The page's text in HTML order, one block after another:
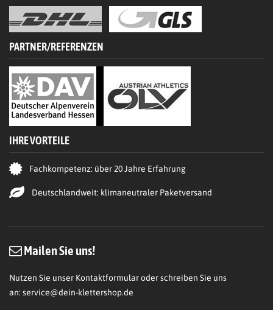
PARTNER/REFERENZEN
IHRE VORTEILE
Fachkompetenz: über 20 Jahre Erfahrung
Deutschlandweit: klimaneutraler Paketversand
Mailen Sie uns!
Nutzen Sie unser Kontaktformular oder schreiben Sie uns
an: service@dein-klettershop.de